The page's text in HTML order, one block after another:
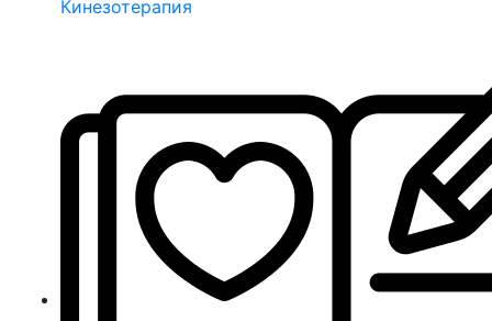
Кинезотерапия